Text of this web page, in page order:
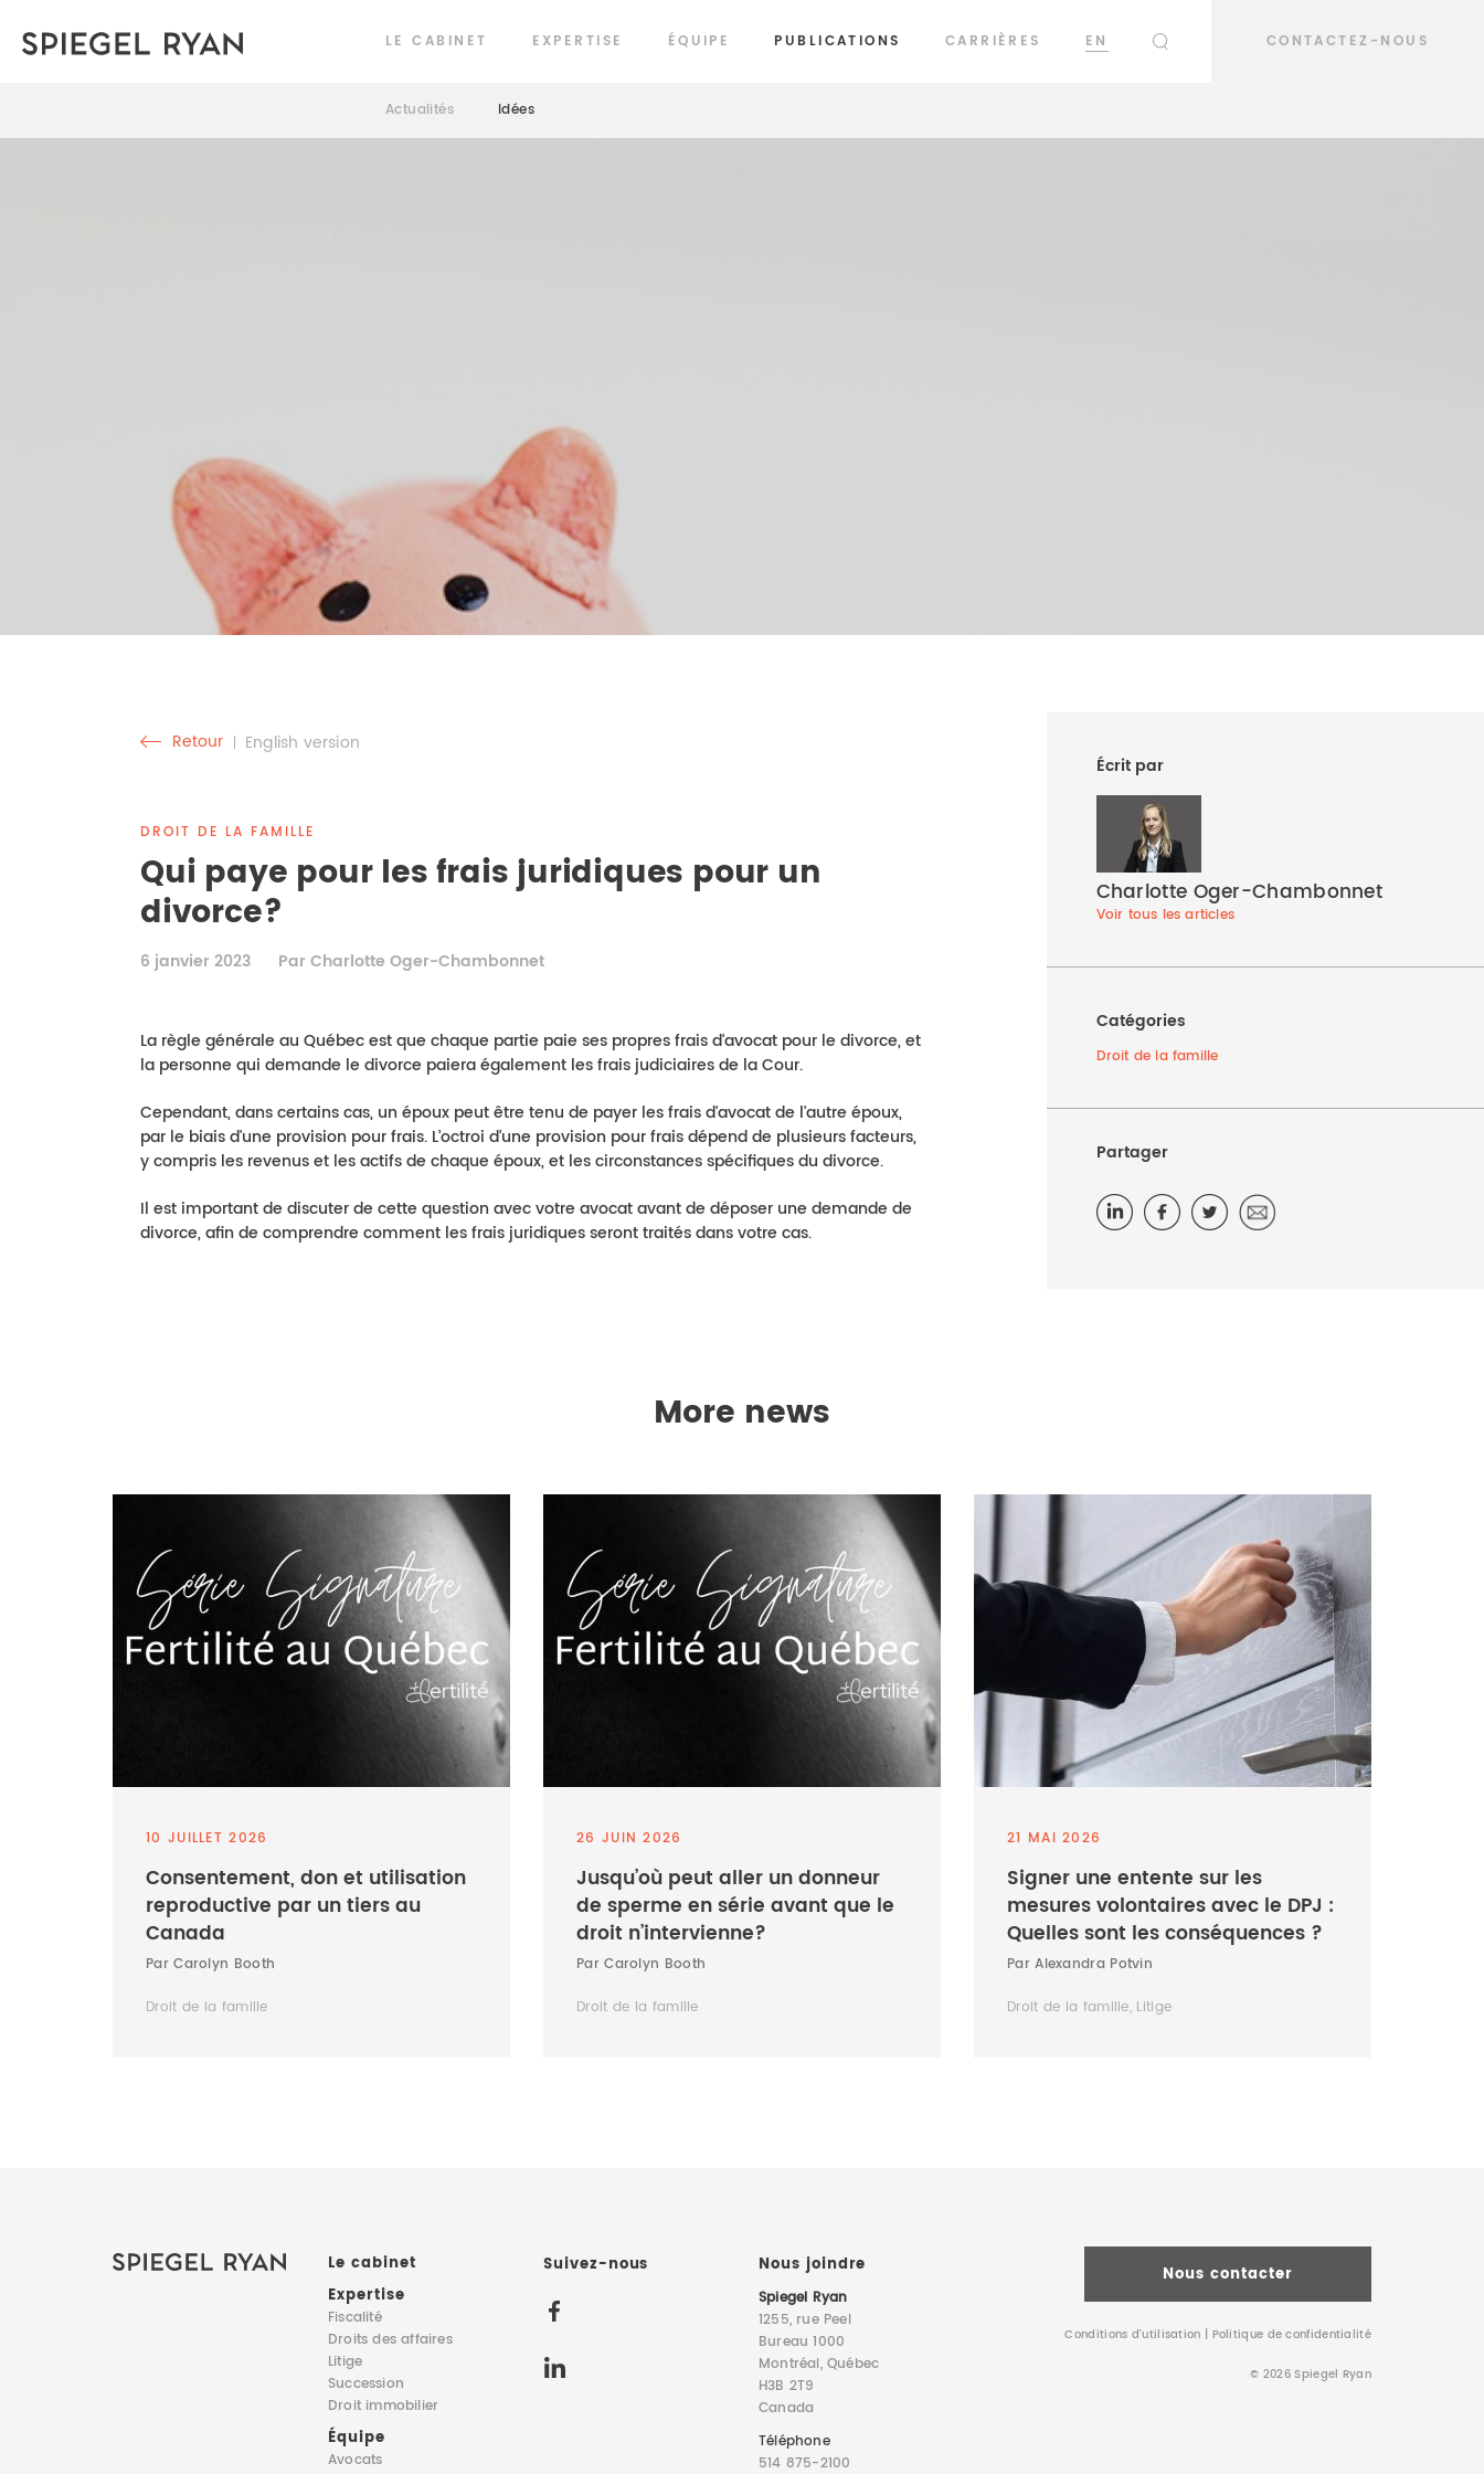
LE CABINET EXPERTISE ÉQUIPE PUBLICATIONS CARRIÈRES
EN
CONTACTEZ-NOUS
Actualités Idées
Écrit par
Charlotte Oger-Chambonnet
Voir tous les articles
Catégories
Droit de la famille
Partager
Retour English version
DROIT DE LA FAMILLE
Qui paye pour les frais juridiques pour un
divorce?
6 janvier 2023 Par Charlotte Oger-Chambonnet
La règle générale au Québec est que chaque partie paie ses propres frais d'avocat pour le divorce, et
la personne qui demande le divorce paiera également les frais judiciaires de la Cour.
Cependant, dans certains cas, un époux peut être tenu de payer les frais d'avocat de l'autre époux,
par le biais d'une provision pour frais. L’octroi d’une provision pour frais dépend de plusieurs facteurs,
y compris les revenus et les actifs de chaque époux, et les circonstances spécifiques du divorce.
Il est important de discuter de cette question avec votre avocat avant de déposer une demande de
divorce, afin de comprendre comment les frais juridiques seront traités dans votre cas.
More news
10 JUILLET 2026
Consentement, don et utilisation
reproductive par un tiers au
Canada
Par Carolyn Booth
Droit de la famille
26 JUIN 2026
Jusqu’où peut aller un donneur
de sperme en série avant que le
droit n’intervienne?
Par Carolyn Booth
Droit de la famille
21 MAI 2026
Signer une entente sur les
mesures volontaires avec le DPJ :
Quelles sont les conséquences ?
Par Alexandra Potvin
Droit de la famille, Litige
Le cabinet
Expertise
Fiscalité
Droits des affaires
Litige
Succession
Droit immobilier
Équipe
Avocats
Suivez-nous Nous joindre
Spiegel Ryan
1255, rue Peel
Bureau 1000
Montréal, Québec
H3B 2T9
Canada
Téléphone
514 875-2100
Nous contacter
Conditions d’utilisation Politique de confidentialité
© 2026 Spiegel Ryan